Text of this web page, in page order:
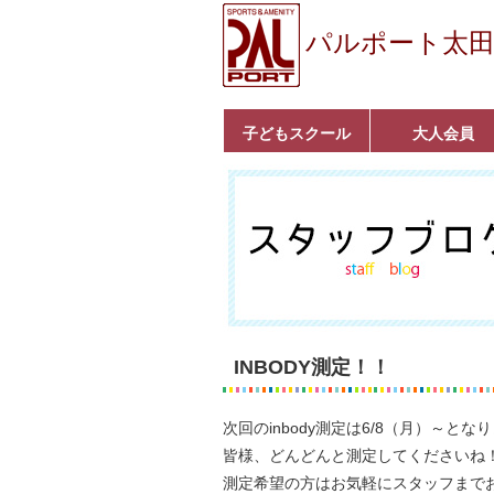
パルポート太田
子どもスクール
ベビーコース
幼児コース
小学生コース
育成コース
選手コース
キッズパーク(体操教
室)
クラシックバレエ
ボルダリング
■入会案内
大人会員
いきいきコース
トライアスロン
フィットネス
■入会案内
INBODY測定！！
次回のinbody測定は6/8（月）～となり
皆様、どんどんと測定してくださいね
測定希望の方はお気軽にスタッフまで